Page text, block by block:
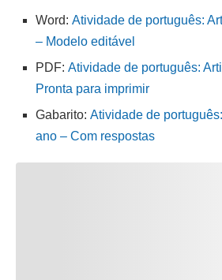
Word: Atividade de português:
– Modelo editável
PDF: Atividade de português:
Pronta para imprimir
Gabarito: Atividade de
ano – Com respostas